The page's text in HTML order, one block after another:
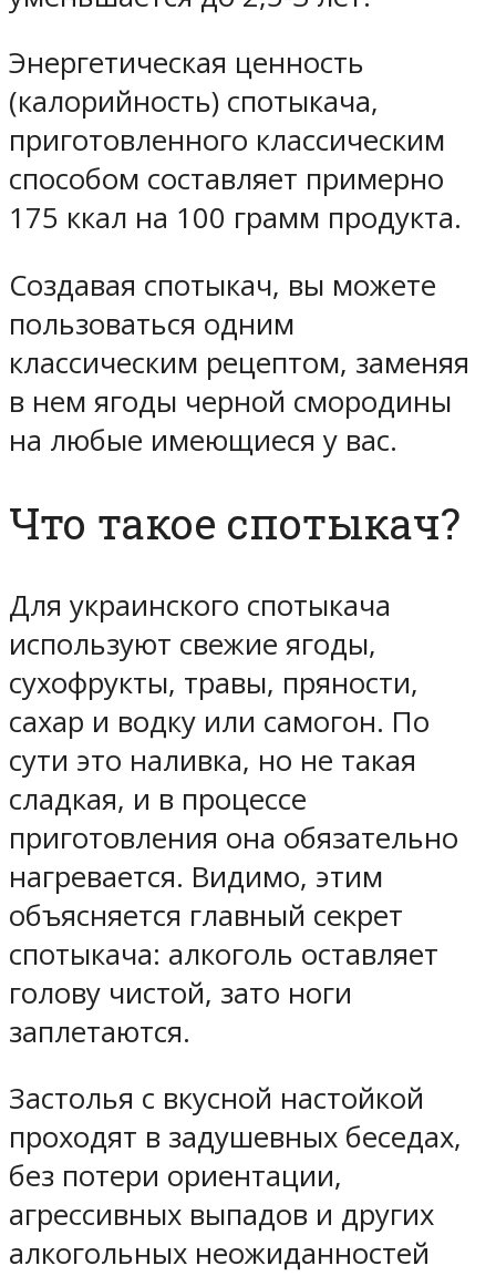
Энергетическая ценность
(калорийность) спотыкача,
приготовленного классическим
способом составляет примерно
175 ккал на 100 грамм продукта.
Создавая спотыкач, вы можете
пользоваться одним
классическим рецептом, заменяя
в нем ягоды черной смородины
на любые имеющиеся у вас.
Что такое спотыкач?
Для украинского спотыкача
используют свежие ягоды,
сухофрукты, травы, пряности,
сахар и водку или самогон. По
сути это наливка, но не такая
сладкая, и в процессе
приготовления она обязательно
нагревается. Видимо, этим
объясняется главный секрет
спотыкача: алкоголь оставляет
голову чистой, зато ноги
заплетаются.
Застолья с вкусной настойкой
проходят в задушевных беседах,
без потери ориентации,
агрессивных выпадов и других
алкогольных неожиданностей